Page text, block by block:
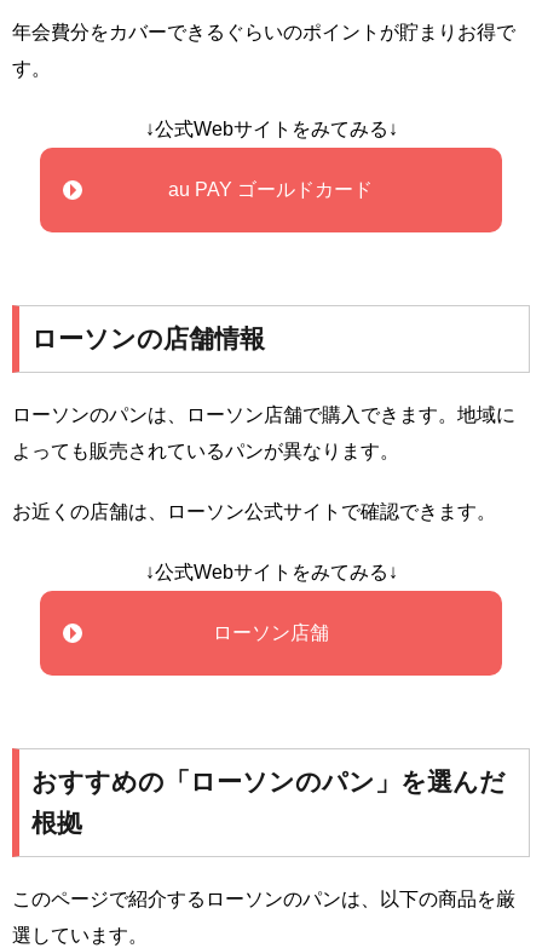
年会費分をカバーできるぐらいのポイントが貯まりお得で
す。
↓公式Webサイトをみてみる↓
au PAY ゴールドカード
ローソンの店舗情報
ローソンのパンは、ローソン店舗で購入できます。地域に
よっても販売されているパンが異なります。
お近くの店舗は、ローソン公式サイトで確認できます。
↓公式Webサイトをみてみる↓
ローソン店舗
おすすめの「ローソンのパン」を選んだ
根拠
このページで紹介するローソンのパンは、以下の商品を厳
選しています。